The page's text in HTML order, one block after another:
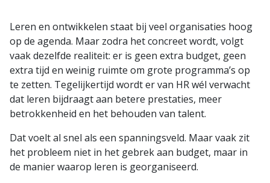
Leren en ontwikkelen staat bij veel organisaties hoog
op de agenda. Maar zodra het concreet wordt, volgt
vaak dezelfde realiteit: er is geen extra budget, geen
extra tijd en weinig ruimte om grote programma’s op
te zetten. Tegelijkertijd wordt er van HR wél verwacht
dat leren bijdraagt aan betere prestaties, meer
betrokkenheid en het behouden van talent.
Dat voelt al snel als een spanningsveld. Maar vaak zit
het probleem niet in het gebrek aan budget, maar in
de manier waarop leren is georganiseerd.